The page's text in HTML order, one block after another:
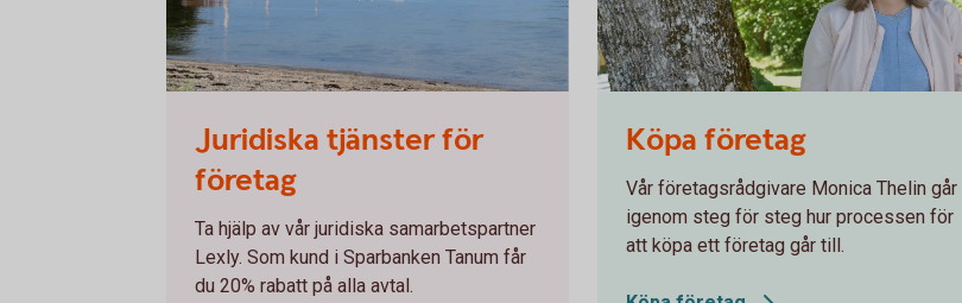
Juridiska tjänster för
företag
Ta hjälp av vår juridiska samarbetspartner
Lexly. Som kund i Sparbanken Tanum får
du 20% rabatt på alla avtal.
Köpa företag
Vår företagsrådgivare Monica Thelin går
igenom steg för steg hur processen för
att köpa ett företag går till.